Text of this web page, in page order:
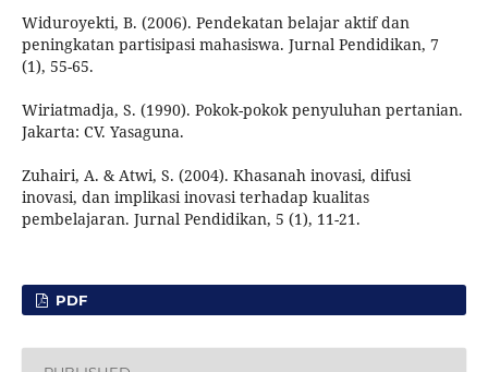
Widuroyekti, B. (2006). Pendekatan belajar aktif dan
peningkatan partisipasi mahasiswa. Jurnal Pendidikan, 7
(1), 55-65.
Wiriatmadja, S. (1990). Pokok-pokok penyuluhan pertanian.
Jakarta: CV. Yasaguna.
Zuhairi, A. & Atwi, S. (2004). Khasanah inovasi, difusi
inovasi, dan implikasi inovasi terhadap kualitas
pembelajaran. Jurnal Pendidikan, 5 (1), 11-21.
PDF